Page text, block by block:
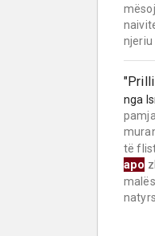
njeriu
nga
të
apo